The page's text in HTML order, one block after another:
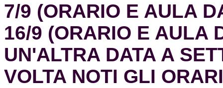
7/9 (ORARIO E AULA
16/9 (ORARIO E AULA
UN'ALTRA DATA A
VOLTA NOTI GLI